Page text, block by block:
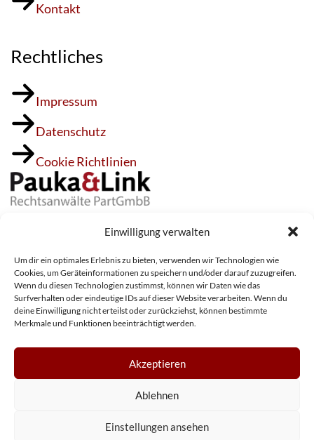
Einwilligung verwalten
Um dir ein optimales Erlebnis zu bieten, verwenden wir Technologien wie
Cookies, um Geräteinformationen zu speichern und/oder darauf zuzugreifen.
Wenn du diesen Technologien zustimmst, können wir Daten wie das
Surfverhalten oder eindeutige IDs auf dieser Website verarbeiten. Wenn du
deine Einwilligung nicht erteilst oder zurückziehst, können bestimmte
Merkmale und Funktionen beeinträchtigt werden.
Akzeptieren
Ablehnen
Einstellungen ansehen
Kontakt
Rechtliches
Impressum
Datenschutz
Cookie Richtlinien
Willy-Brandt-Allee 18
Tel.:0228 / 934 902 00
Fax: 0228 / 934 902 22
24/7-Notruf:0163 / 62 62 404
Kanzlei@Pauka-Link.de
© 2026 PAUKA & LINK Rechtsanwälte PartGmbB.
roehler.nrw